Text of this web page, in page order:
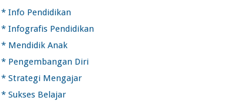
* Info Pendidikan
* Infografis Pendidikan
* Mendidik Anak
* Pengembangan Diri
* Strategi Mengajar
* Sukses Belajar